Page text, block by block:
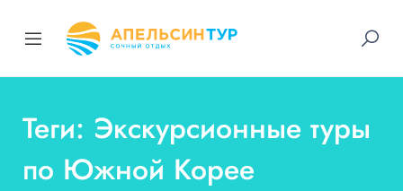
Теги: Экскурсионные туры
по Южной Корее